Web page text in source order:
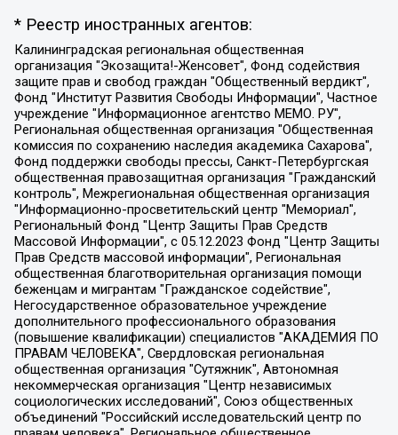
* Реестр иностранных агентов:
Калининградская региональная общественная организация "Экозащита!-Женсовет", Фонд содействия защите прав и свобод граждан "Общественный вердикт", Фонд "Институт Развития Свободы Информации", Частное учреждение "Информационное агентство МЕМО. РУ", Региональная общественная организация "Общественная комиссия по сохранению наследия академика Сахарова", Фонд поддержки свободы прессы, Санкт-Петербургская общественная правозащитная организация "Гражданский контроль", Межрегиональная общественная организация "Информационно-просветительский центр "Мемориал", Региональный Фонд "Центр Защиты Прав Средств Массовой Информации", с 05.12.2023 Фонд "Центр Защиты Прав Средств массовой информации", Региональная общественная благотворительная организация помощи беженцам и мигрантам "Гражданское содействие", Негосударственное образовательное учреждение дополнительного профессионального образования (повышение квалификации) специалистов "АКАДЕМИЯ ПО ПРАВАМ ЧЕЛОВЕКА", Свердловская региональная общественная организация "Сутяжник", Автономная некоммерческая организация "Центр независимых социологических исследований", Союз общественных объединений "Российский исследовательский центр по правам человека", Региональное общественное учреждение научно-информационный центр "МЕМОРИАЛ", Некоммерческая организация "Фонд защиты гласности", Автономная некоммерческая организация "Институт прав человека", Городская общественная организация "Екатеринбургское общество "МЕМОРИАЛ", Городская общественная организация "Рязанское историко-просветительское и правозащитное общество "Мемориал" (Рязанский Мемориал), Челябинский региональный орган общественной самодеятельности – женское общественное объединение "Женщины Евразии", Челябинский региональный орган общественной самодеятельности "Уральская правозащитная группа", Фонд содействия защите здоровья и социальной справедливости имени Андрея Рылькова, Автономная Некоммерческая Организация "Аналитический Центр Юрия Левады", Автономная некоммерческая организация социальной поддержки населения "Проект Апрель", Региональная общественная организация помощи женщинам и детям, находящимся в кризисной ситуации "Информационно-методический центр "Анна", Фонд содействия развитию массовых коммуникаций и правовому просвещению "Так-так-Так", Фонд содействия устойчивому развитию "Серебряная тайга", Свердловский региональный общественный фонд социальных проектов "Новое время", "Idel.Реалии", Кавказ.Реалии, Крым.Реалии, Телеканал Настоящее Время, Татаро-башкирская служба Радио Свобода (Azatliq Radiosi), Радио Свободная Европа/Радио Свобода (PCE/PC), "Сибирь.Реалии", "Фактограф", Благотворительный фонд помощи осужденным и их семьям, Автономная некоммерческая организация "Институт глобализации и социальных движений", Фонд "В защиту прав заключенных", Частное учреждение "Центр поддержки и содействия развитию средств массовой информации", Пензенский региональный общественный благотворительный фонд "Гражданский союз", "Север.Реалии", Некоммерческая организация Фонд "Правовая инициатива", Общество с ограниченной ответственностью "Радио Свободная Европа/Радио Свобода", Чешское информационное агентство "MEDIUM-ORIENT", Красноярская региональная общественная организация "Мы против СПИДа", Камалягин Денис Николаевич, Маркелов Сергей Евгеньевич, Пономарев Лев Александрович, Савицкая Людмила Алексеевна, Автономная некоммерческая организация "Центр по работе с проблемой насилия "НАСИЛИЮ.НЕТ", Межрегиональный профессиональный союз работников здравоохранения "Альянс врачей", Юридическое лицо, зарегистрированное в Латвийской Республике, SIA "Medusa Project" (регистрационный номер 40103797863, дата регистрации 10.06.2014), Некоммерческая организация "Фонд по борьбе с коррупцией", Автономная некоммерческая организация "Институт права и публичной политики", Баданин Роман Сергеевич, Гликин Максим Александрович, Железнова Мария Михайловна, Лукьянова Юлия Сергеевна, Маетная Елизавета Витальевна, Маняхин Петр Борисович, Чуракова Ольга Владимировна, Ярош Юлия Петровна, Юридическое лицо "The Insider SIA", зарегистрированное в Риге, Латвийская Республика (дата регистрации 26.06.2015), являющееся администратором доменного имени интернет-издания "The Insider SIA", https://theins.ru, Постернак Алексей Евгеньевич, Рубин Михаил Аркадьевич, Анин Роман Александрович, Юридическое лицо Istories fonds, зарегистрированное в Латвийской Республике (регистрационный номер 50008295751, дата регистрации 24.02.2020), Великовский Дмитрий Александрович, Долинина Ирина Николаевна, Мароховская Алеся Алексеевна, Шлейнов Роман Юрьевич, Шмагун Олеся Валентиновна, Общество с ограниченной ответственностью "Альтаир 2021", Общество с ограниченной ответственностью "Вега 2021", Общество с ограниченной ответственностью "Главный редактор 2021", Общество с ограниченной ответственностью "Ромашки монолит", Важенков Артем Валерьевич, Ивановская областная общественная организация "Центр гендерных исследований", Гурман Юрий Альбертович, Медиапроект "ОВД-Инфо", Егоров Владимир Владимирович, Жилинский Владимир Александрович, Общество с ограниченной ответственностью "ЗП", Иванова София Юрьевна, Карезина Инна Павловна, Кильтау Екатерина Викторовна, Петров Алексей Викторович, Пискунов Сергей Евгеньевич, Смирнов Сергей Сергеевич, Тихонов Михаил Сергеевич, Общество с ограниченной ответственностью "ЖУРНАЛИСТ-ИНОСТРАННЫЙ АГЕНТ", Арапова Галина Юрьевна, Вольтская Татьяна Анатольевна, Американская компания "Mason G.E.S. Anonymous Foundation" (США), являющаяся владельцем интернет-издания https://mnews.world/, Компания "Stichting Bellingcat", зарегистрированная в Нидерландах (дата регистрации 11.07.2018), Захаров Андрей Вячеславович, Клепиковская Екатерина Дмитриевна, Общество с ограниченной ответственностью "МЕМО", Перл Роман Александрович, Симонов Евгений Алексеевич, Соловьева Елена Анатольевна, Сотников Даниил Владимирович, Сурначева Елизавета Дмитриевна, Автономная некоммерческая организация по защите прав человека и информированию населения "Якутия – Наше Мнение", Общество с ограниченной ответственностью "Москоу диджитал медиа", с 26.01.2023 Общество с ограниченной ответственностью "Чайка Белые сады", Ветошкина Валерия Валерьевна, Заговора Максим Александрович, Межрегиональное общественное движение "Российская ЛГБТ - сеть", Оленичев Максим Владимирович, Павлов Иван Юрьевич, Скворцова Елена Сергеевна, Общество с ограниченной ответственностью "Как бы инагент", Кочетков Игорь Викторович, Общество с ограниченной ответственностью "Честные выборы", Еланчик Олег Александрович, Общество с ограниченной ответственностью "Нобелевский призыв", Гималова Регина Эмилевна, Григорьев Андрей Валерьевич, Григорьева Алина Александровна, Ассоциация по содействию защите прав призывников, альтернативнослужащих и военнослужащих "Правозащитная группа "Гражданин.Армия.Право", Хисамова Регина Фаритовна, Автономная некоммерческая организация по реализации социально-правовых программ "Лилит", Дальневосточное общественное движение "Маяк", Санкт-Петербургская ЛГБТ-инициативная группа "Выход", Инициативная группа ЛГБТ+ "Реверс", Алексеев Андрей Викторович, Бекбулатова Таисия Львовна, Беляев Иван Михайлович, Владыкина Елена Сергеевна, Гельман Марат Александрович, Никульшина Вероника Юрьевна, Толоконникова Надежда Андреевна, Шендерович Виктор Анатольевич, Общество с ограниченной ответственностью "Данное сообщение", Общество с ограниченной ответственностью Издательский дом "Новая глава", Айнбиндер Александра Александровна, Московский комьюнити-центр для ЛГБТ+инициатив, Благотворительный фонд развития филантропии, Deutsche Welle (Германия, Kurt-Schumacher-Strasse 3, 53113 Bonn), Борзунова Мария Михайловна, Воробьев Виктор Викторович, Голубева Анна Львовна, Константинова Алла Михайловна, Малкова Ирина Владимировна, Мурадов Мурад Абдулгалимович, Осетинская Елизавета Николаевна, Понасенков Евгений Николаевич, Ганапольский Матвей Юрьевич, Киселев Евгений Алексеевич, Борухович Ирина Григорьевна, Дремин Иван Тимофеевич, Дубровский Дмитрий Викторович, Красноярская региональная общественная организация поддержки и развития альтернативных образовательных технологий и межкультурных коммуникаций "ИНТЕРРА", Маяковская Екатерина Алексеевна, Фейгин Марк Захарович, Филимонов Андрей Викторович, Дзугкоева Регина Николаевна, Доброхотов Роман Александрович, Дудь Юрий Александрович, Елкин Сергей Владимирович, Кругликов Кирилл Игоревич, Сабунаева Мария Леонидовна, Семенов Алексей Владимирович, Шаинян Карен Багратович, Шульман Екатерина Михайловна, Асафьев Артур Валерьевич, Вахштайн Виктор Семенович, Венедиктов Алексей Алексеевич, Лушникова Екатерина Евгеньевна, Волков Леонид Михайлович, Невзоров Александр Глебович, Пархоменко Сергей Борисович, Сироткин Ярослав Николаевич, Кара-Мурза Владимир Владимирович, Баранова Наталья Владимировна, Гозман Леонид Яковлевич, Кагарлицкий Борис Юльевич, Климарев Михаил Валерьевич, Милов Владимир Станиславович, Автономная некоммерческая организация Краснодарский центр современного искусства "Типография", Моргенштерн Алишер Тагирович, Соболь Любовь Эдуардовна, Общество с ограниченной ответственностью "ЛИЗА НОРМ", Каспаров Гарри Кимович, Ходорковский Михаил Борисович, Общество с ограниченной ответственностью "Апрельские тезисы", Данилович Ирина Брониславовна, Кашин Олег Владимирович, Петров Николай Владимирович, Пивоваров Алексей Владимирович, Соколов Михаил Владимирович, Цветкова Юлия Владимировна, Чичваркин Евгений Александрович, Комитет против пыток/Команда против пыток, Общество с ограниченной ответственностью "Первый научный", Общество с ограниченной ответственностью "Вертолет и ко", Белоцерковская Вероника Борисовна, Кац Максим Евгеньевич, Лазарева Татьяна Юрьевна, Шаведдинов Руслан Табризович, Яшин Илья Валерьевич, Общество с ограниченной ответственностью "Иноагент ААВ", Алешковский Дмитрий Петрович, Альбац Евгения Марковна, Быков Дмитрий Львович, Галямина Юлия Евгеньевна, Лойко Сергей Леонидович, Мартынов Кирилл Константинович, Медведев Сергей Александрович, Крашенинников Федор Геннадиевич, Гордеева Катерина Вл